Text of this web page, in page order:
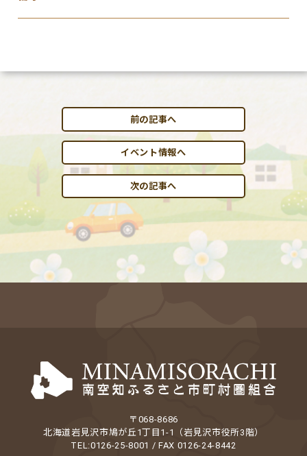
前の記事へ
イベント情報へ
次の記事へ
〒068-8686
北海道岩見沢市鳩が丘1丁目1-1（岩見沢市役所3階）
TEL:0126-25-8001 / FAX 0126-24-8442